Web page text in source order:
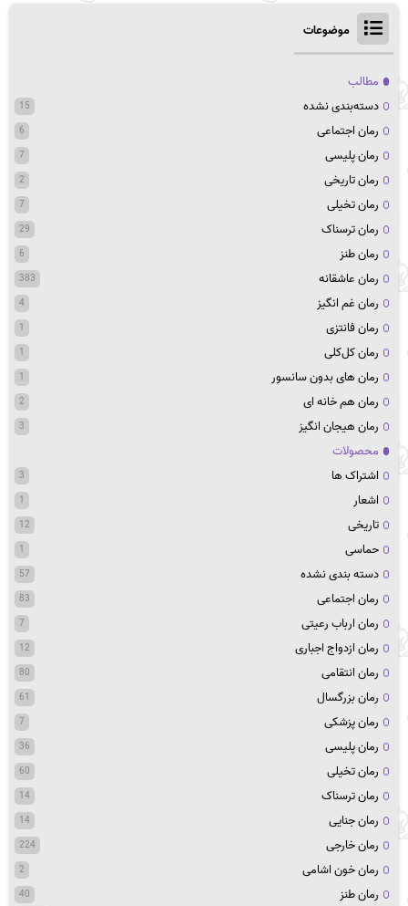
موضوعات
مطالب
دسته‌بندی نشده
15
رمان اجتماعی 6
رمان پلیسی 7
رمان تاریخی 2
رمان تخیلی 7
رمان ترسناک 29
رمان طنز 6
رمان عاشقانه 383
رمان غم انگیز 4
رمان فانتزی 1
رمان کل‌کلی 1
رمان های بدون سانسور 1
رمان هم خانه ای 2
رمان هیجان انگیز 3
محصولات
اشتراک ها
3
اشعار 1
تاریخی 12
حماسی 1
دسته بندی نشده 57
رمان اجتماعی 83
رمان ارباب رعیتی 7
رمان ازدواج اجباری 12
رمان انتقامی 80
رمان بزرگسال 61
رمان پزشکی 7
رمان پلیسی 36
رمان تخیلی 60
رمان ترسناک 14
رمان جنایی 14
رمان خارجی 224
رمان خون اشامی 2
رمان طنز 40